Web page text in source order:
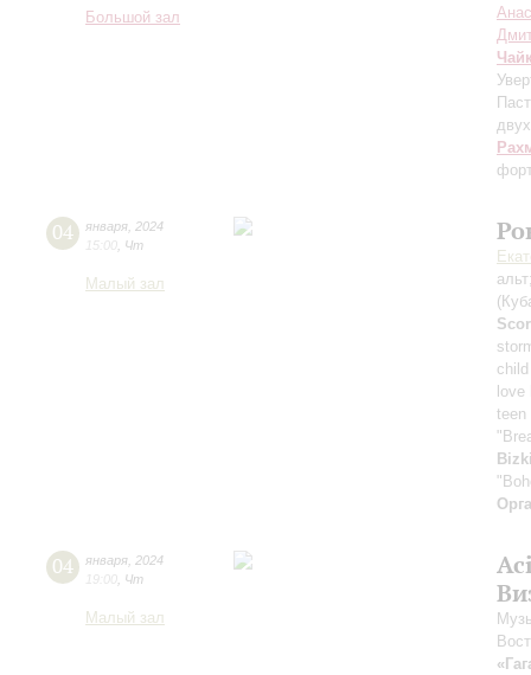
Большой зал
04 января 2024
15:00 Чт
Малый зал
04 января 2024
19:00 Чт
Малый зал